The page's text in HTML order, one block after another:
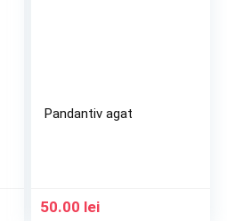
Pandantiv agat
50.00 lei